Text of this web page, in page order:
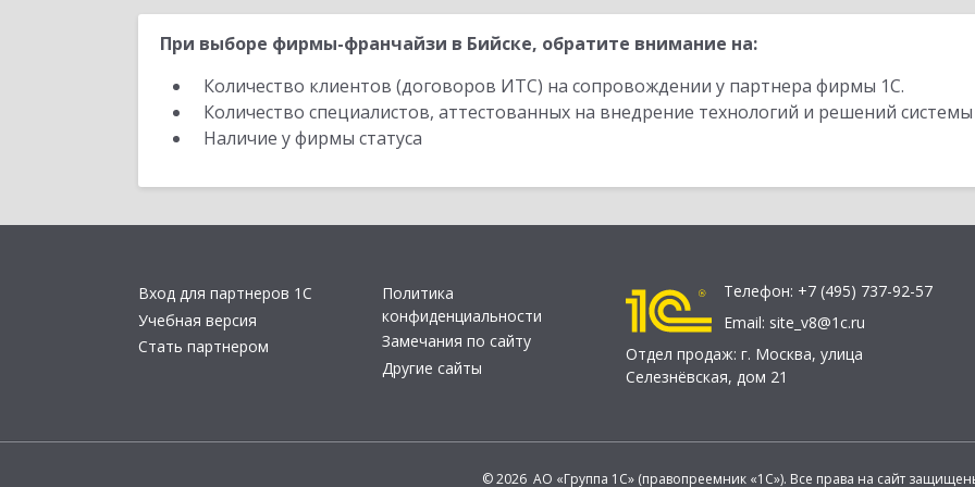
При выборе фирмы-франчайзи в Бийске, обратите внимание на:
Количество клиентов (договоров ИТС) на сопровождении у партнера фирмы 1С.
Количество специалистов, аттестованных на внедрение технологий и решений
Наличие у фирмы статуса
Вход для партнеров 1С
Учебная версия
Стать партнером
Политика
конфиденциальности
Замечания по сайту
Другие сайты
Телефон: +7 (495) 737-92-57
Email: site_v8@1c.ru
Отдел продаж: г. Москва, улица
Селезнёвская, дом 21
© 2026 АО «Группа 1С» (правопреемник «1С»). Все права на сайт